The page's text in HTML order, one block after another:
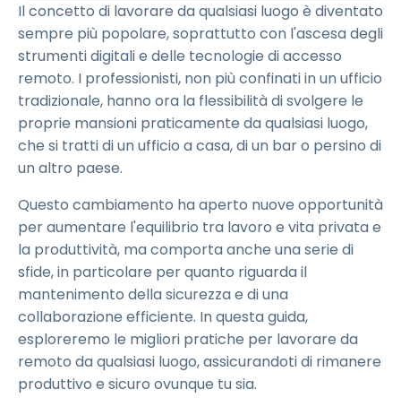
Il concetto di lavorare da qualsiasi luogo è diventato
sempre più popolare, soprattutto con l'ascesa degli
strumenti digitali e delle tecnologie di accesso
remoto. I professionisti, non più confinati in un ufficio
tradizionale, hanno ora la flessibilità di svolgere le
proprie mansioni praticamente da qualsiasi luogo,
che si tratti di un ufficio a casa, di un bar o persino di
un altro paese.
Questo cambiamento ha aperto nuove opportunità
per aumentare l'equilibrio tra lavoro e vita privata e
la produttività, ma comporta anche una serie di
sfide, in particolare per quanto riguarda il
mantenimento della sicurezza e di una
collaborazione efficiente. In questa guida,
esploreremo le migliori pratiche per lavorare da
remoto da qualsiasi luogo, assicurandoti di rimanere
produttivo e sicuro ovunque tu sia.